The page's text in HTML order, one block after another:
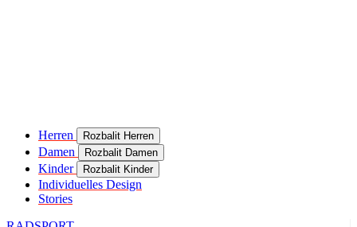
Herren Rozbalit Herren
Damen Rozbalit Damen
Kinder Rozbalit Kinder
Individuelles Design
Stories